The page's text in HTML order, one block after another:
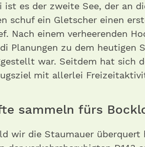
ist es der zweite See, der an
schuf ein Gletscher einen
Nach einem verheerenden
Planungen zu dem heutigen
war. Seitdem hat sich
mit allerlei
sammeln fürs
wir die Staumauer